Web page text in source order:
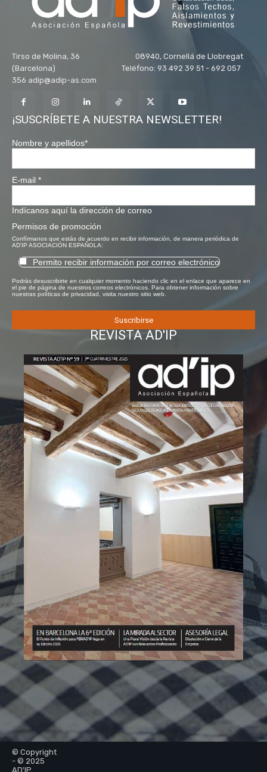
Tirso de Molina, 36 08940, Cornellá de Llobregat
(Barcelona) Teléfono: 93 492 39 51 - 692 057
356 adip@adip-as.com
¡SUSCRÍBETE A NUESTRA NEWSLETTER!
Nombre y apellidos*
E-mail *
Indícanos aquí la dirección de correo
Permisos de promoción
Confírmanos que estás de acuerdo en recibir información, de manera periódica de
AD'IP ASOCIACIÓN ESPAÑOLA:
Permito recibir información por correo electrónico
Podrás desuscribirte en cualquier momento haciendo clic en el enlace que aparece en
el pie de página de nuestros correos electrónicos. Para obtener información sobre
nuestras políticas de privacidad, visita nuestro sitio web.
REVISTA AD'IP
© Copyright
- © 2025
AD'IP